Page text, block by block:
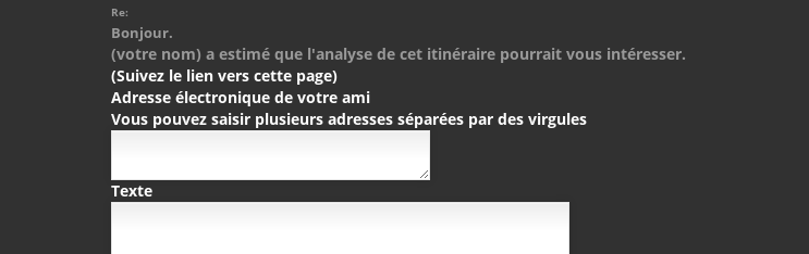
Re:
Bonjour.
(votre nom) a estimé que l'analyse de cet itinéraire pourrait vous intéresser.
(Suivez le lien vers cette page)
Adresse électronique de votre ami
Vous pouvez saisir plusieurs adresses séparées par des virgules
Texte